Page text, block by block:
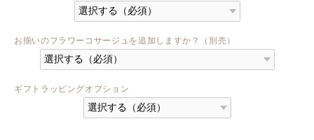
お揃いのフラワーコサージュを追加しますか？（別売）
ギフトラッピングオプション